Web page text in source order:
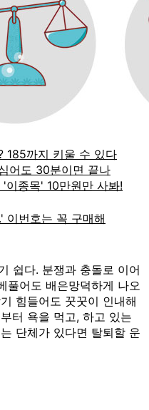
쉽다. 분쟁과 충돌로 이어
풀어도 배은망덕하게 나오
힘들어도 꿋꿋이 인내해
터 욕을 먹고, 하고 있는
단체가 있다면 탈퇴할 운